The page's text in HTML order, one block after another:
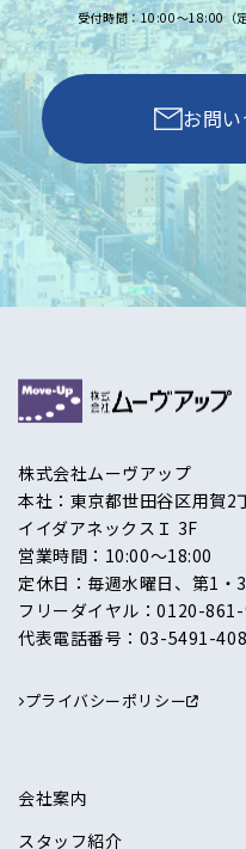
受付時間：10:00〜18:00（
お問
株式会社ムーヴアップ
本社：東京都世田谷区用賀2
イイダアネックスＩ 3F
営業時間：10:00〜18:00
定休日：毎週水曜日、第1・
フリーダイヤル：0120-
代表電話番号： 03-5491-
プライバシーポリシー
会社案内
スタッフ紹介